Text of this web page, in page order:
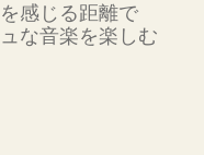
感じる距離で
な音楽を楽しむ